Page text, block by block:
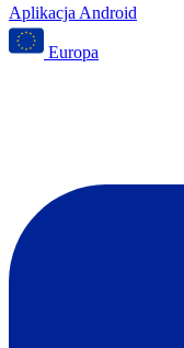
Aplikacja Android
Europa